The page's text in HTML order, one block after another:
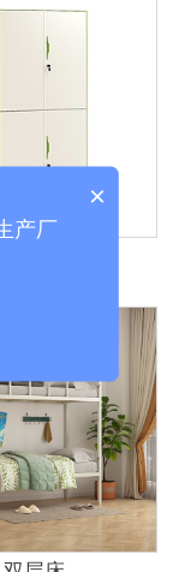
×
产厂